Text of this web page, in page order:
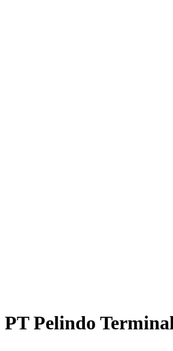
PT Pelindo